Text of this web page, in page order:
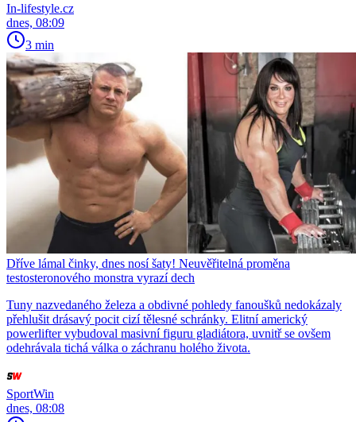
In-lifestyle.cz
dnes, 08:09
3 min
Dříve lámal činky, dnes nosí šaty! Neuvěřitelná proměna
testosteronového monstra vyrazí dech
Tuny nazvedaného železa a obdivné pohledy fanoušků nedokázaly
přehlušit drásavý pocit cizí tělesné schránky. Elitní americký
powerlifter vybudoval masivní figuru gladiátora, uvnitř se ovšem
odehrávala tichá válka o záchranu holého života.
SportWin
dnes, 08:08